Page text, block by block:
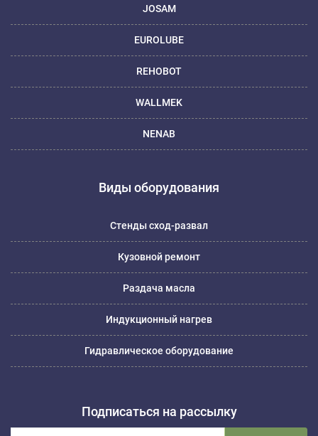
JOSAM
EUROLUBE
REHOBOT
WALLMEK
NENAB
Виды оборудования
Стенды сход-развал
Кузовной ремонт
Раздача масла
Индукционный нагрев
Гидравлическое оборудование
Подписаться на рассылку